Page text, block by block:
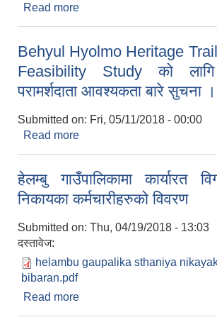
Read more
सुचना ।
Behyul Hyolmo Heritage Trail
Feasibility Study काे लागि
परामर्शदाता आवश्यकता बारे सुचना ।
Submitted on: Fri, 05/11/2018 - 00:00
Read more
हेलम्बु गाउँपालिकामा कार्यारत
निकायका कर्मचारीहरुको विवरण
Submitted on: Thu, 04/19/2018 - 13:03
दस्तावेज:
helambu gaupalika sthaniya
bibaran.pdf
Read more